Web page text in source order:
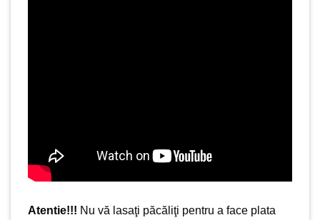
Atentie!!! Nu vă lasaţi păcăliţi pentru a face plata